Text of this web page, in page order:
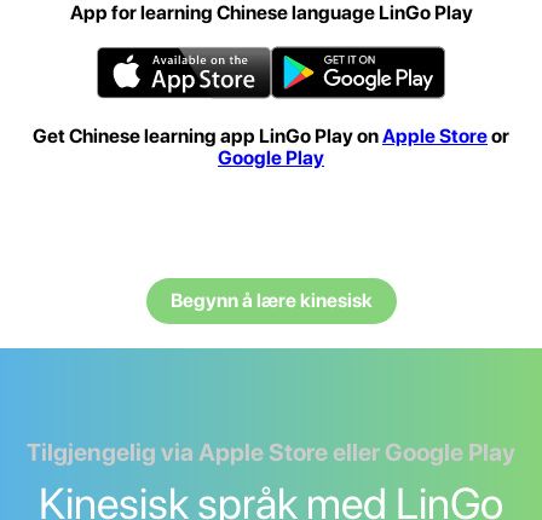
App for learning Chinese language LinGo Play
Get Chinese learning app LinGo Play onApple Storeor
Google Play
Begynn å lære kinesisk
Tilgjengelig via Apple Store eller Google Play
Kinesisk språk med LinGo